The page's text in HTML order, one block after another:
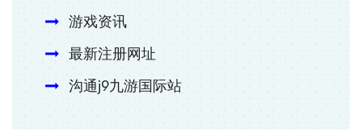
游戏资讯
最新注册网址
沟通j9九游国际站